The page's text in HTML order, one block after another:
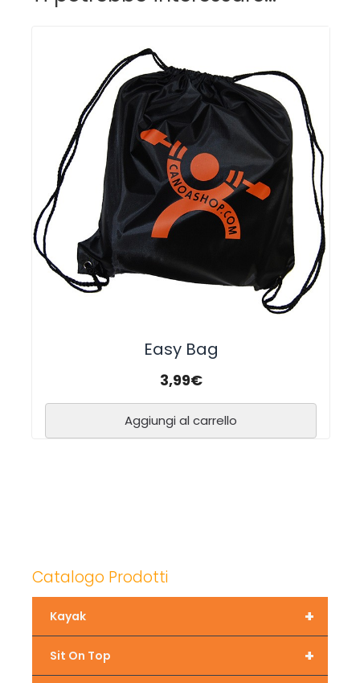
Easy Bag
3,99€
Aggiungi al carrello
Catalogo Prodotti
+
Kayak
+
Sit On Top